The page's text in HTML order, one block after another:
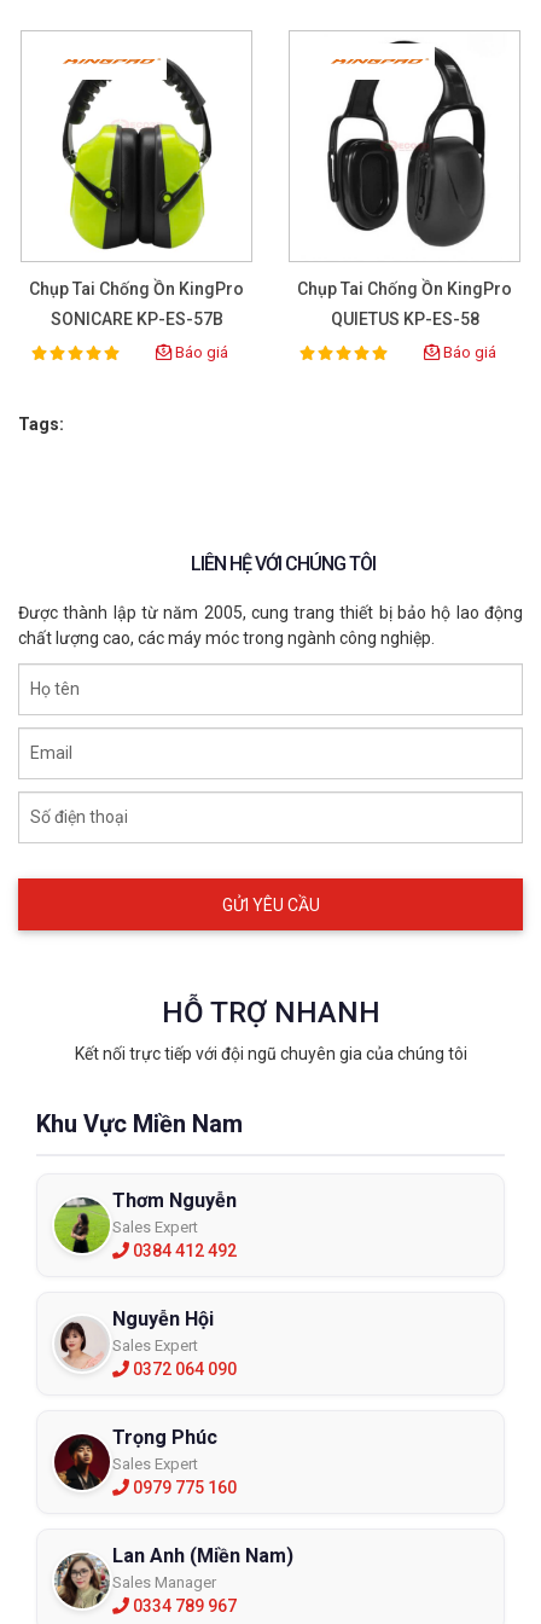
công trường xây dựng hoặc hầm mỏ, sản phẩm giúp
giảm tiếng ồn từ khoan, cắt và máy móc thi công. Trong
nhà máy sản xuất, xưởng cơ khí hay khu vực vận hành
máy móc công suất lớn, việc trang bị bịt tai chống ồn là
biện pháp cần thiết để bảo vệ thính giác và nâng cao an
toàn lao động.
Bên cạnh môi trường công nghiệp, X7APro còn phù hợp
cho những không gian cần sự tập trung cao độ như
phòng học, phòng đọc sách hoặc làm việc trong không
gian nhiều tiếng động.
Bịt tai chống ồn X7APro
6. Hướng dẫn sử dụng và bảo quản
Để đạt được hiệu quả giảm tiếng ồn tối ưu, bạn nên điều
chỉnh khung chụp đầu sao cho vừa vặn với kích thước
đầu và đảm bảo phần đệm tai ôm sát vào vành tai. Sau
môi trường ẩm ướt. Việc vệ sinh định kỳ sẽ giúp duy trì
Chụp Tai Chống Ồn KingPro
SONICARE KP-ES-57B
Rating:
100% Báo giá
Chụp Tai Chống Ồn KingPro
QUIETUS KP-ES-58
Rating:
100% Báo giá
Tags:
LIÊN HỆ VỚI CHÚNG TÔI
Được thành lập từ năm 2005, cung trang thiết bị bảo hộ lao động
chất lượng cao, các máy móc trong ngành công nghiệp.
Họ tên
Email
Số điện thoại
HỖ TRỢ NHANH
Kết nối trực tiếp với đội ngũ chuyên gia của chúng tôi
Khu Vực Miền Nam
Thơm Nguyễn
Sales Expert
0384 412 492
Nguyễn Hội
Sales Expert
0372 064 090
Trọng Phúc
Sales Expert
0979 775 160
Lan Anh (Miền Nam)
Sales Manager
0334 789 967